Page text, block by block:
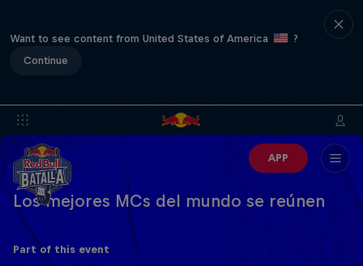
Want to see content from United States of America
?
Continue
APP
Los mejores MCs del mundo se reúnen
Part of this event